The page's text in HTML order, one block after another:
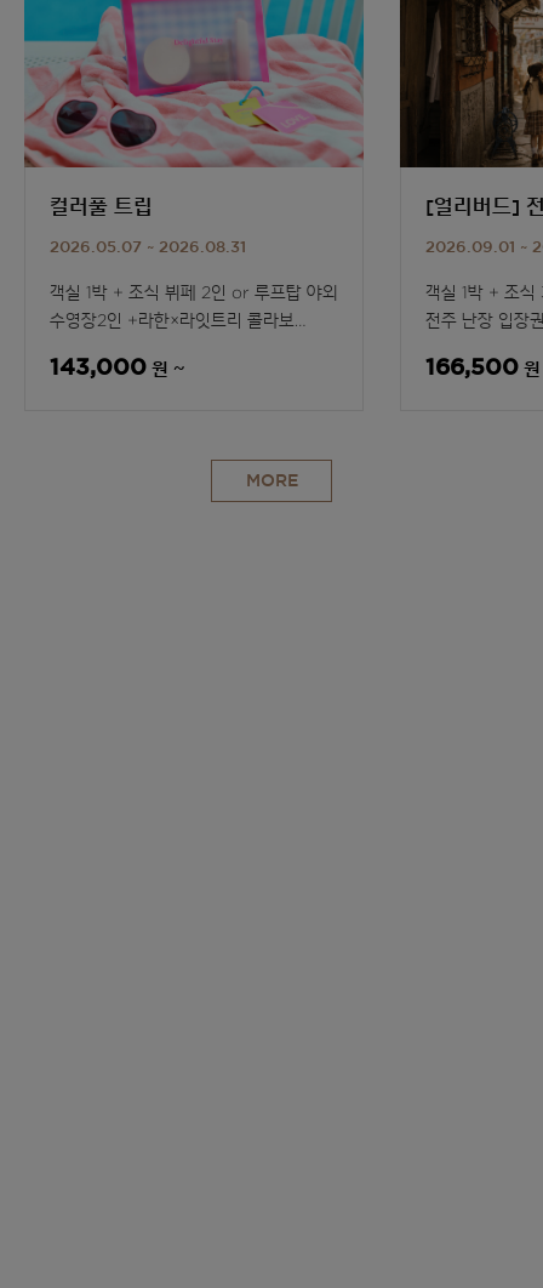
컬러풀 트립
2026.05.07 ~ 2026.08.31
객실 1박 + 조식 뷔페 2인 or 루프탑 야외
수영장2인 +라한×라잇트리 콜라보
143,000 원 ~
[얼리버드]
2026.09.01 ~
객실 1박 + 조
전주 난장 입장
166,500
MORE